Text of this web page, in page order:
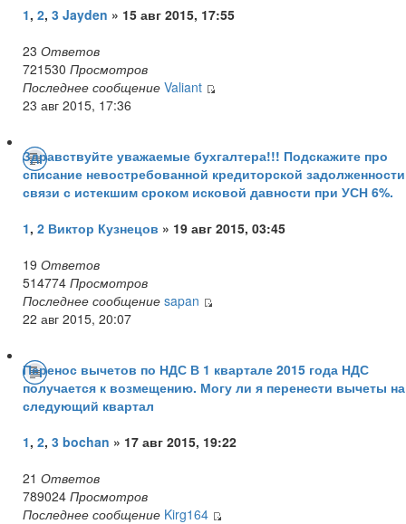
1, 2, 3 Jayden » 15 авг 2015, 17:55
23 Ответов
721530 Просмотров
Последнее сообщение Valiant
23 авг 2015, 17:36
Здравствуйте уважаемые бухгалтера!!! Подскажите про
списание невостребованной кредиторской
связи с истекшим сроком исковой давности при УСН 6%.
1, 2 Виктор Кузнецов » 19 авг 2015, 03:45
19 Ответов
514774 Просмотров
Последнее сообщение sapan
22 авг 2015, 20:07
Перенос вычетов по НДС В 1 квартале 2015 года НДС
получается к возмещению. Могу ли я перенести вычеты на
следующий квартал
1, 2, 3 bochan » 17 авг 2015, 19:22
21 Ответов
789024 Просмотров
Последнее сообщение Kirg164